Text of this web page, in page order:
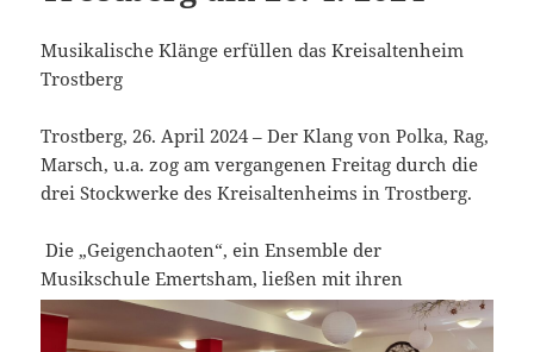
Musikalische Klänge erfüllen das Kreisaltenheim
Trostberg
Trostberg, 26. April 2024 – Der Klang von Polka, Rag,
Marsch, u.a. zog am vergangenen Freitag durch die
drei Stockwerke des Kreisaltenheims in Trostberg.
Die „Geigenchaoten“, ein Ensemble der
Musikschule Emertsham, ließen mit ihren